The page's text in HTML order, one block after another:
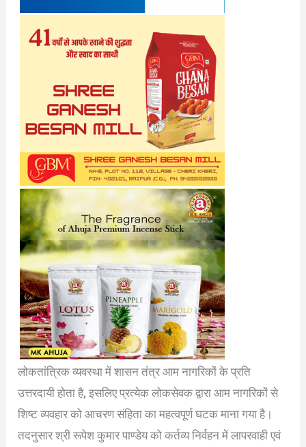
लोकतांत्रिक व्यवस्था में शासन तंत्र आम नागरिकों के प्रति
उत्तरदायी होता है, इसलिए प्रत्येक लोकसेवक द्वारा आम नागरिकों से
शिष्ट व्यवहार को आचरण संहिता का महत्वपूर्ण घटक माना गया है।
तदनुसार श्री रूपेश कुमार पाण्डेय को कर्तव्य निर्वहन में लापरवाही एवं